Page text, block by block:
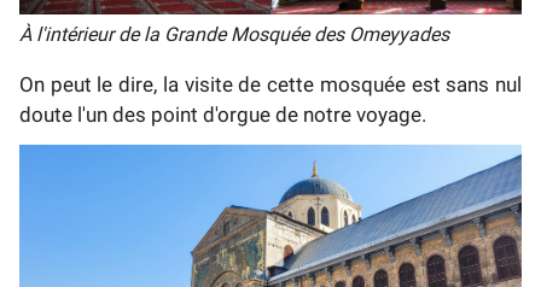
À l'intérieur de la Grande Mosquée des Omeyyades
On peut le dire, la visite de cette mosquée est sans nul
doute l'un des point d'orgue de notre voyage.